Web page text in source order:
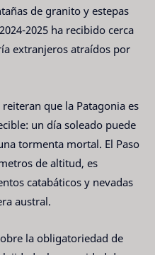
de granito y estepas
2025 ha recibido cerca
extranjeros atraídos por
que la Patagonia es
un día soleado puede
tormenta mortal. El Paso
de altitud, es
catabáticos y nevadas
austral.
la obligatoriedad de